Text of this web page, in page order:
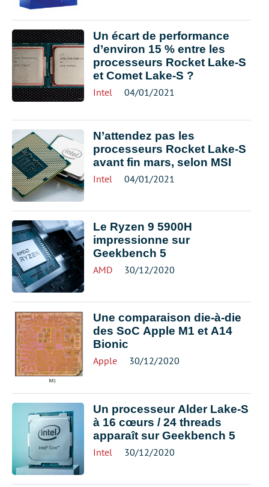
Un écart de performance
d’environ 15 % entre les
processeurs Rocket Lake-S
et Comet Lake-S ?
Intel 04/01/2021
N’attendez pas les
processeurs Rocket Lake-S
avant fin mars, selon MSI
Intel 04/01/2021
Le Ryzen 9 5900H
impressionne sur
Geekbench 5
AMD 30/12/2020
Une comparaison die-à-die
des SoC Apple M1 et A14
Bionic
Apple 30/12/2020
Un processeur Alder Lake-S
à 16 cœurs / 24 threads
apparaît sur Geekbench 5
Intel 30/12/2020